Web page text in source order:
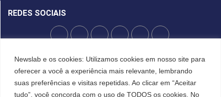
Newslab e os cookies: Utilizamos cookies em nosso site para
oferecer a você a experiência mais relevante, lembrando
suas preferências e visitas repetidas. Ao clicar em “Aceitar
tudo”, você concorda com o uso de TODOS os cookies. No
REDES SOCIAIS
POLÍTICA DE PRIVACIDADE
Cookies